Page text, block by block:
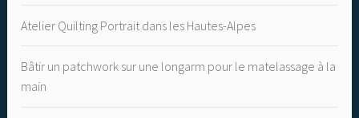
Atelier Quilting Portrait dans les Hautes-Alpes
Bâtir un patchwork sur une longarm pour le matelassage à la
main